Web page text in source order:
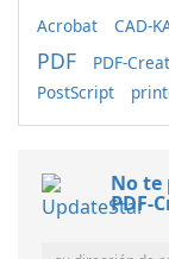
Acrobat CAD-
PDF PDF-
PostScript
No te
PDF-